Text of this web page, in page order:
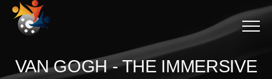
Menu
VAN GOGH - THE IMMERSIVE